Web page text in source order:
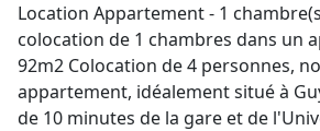
Location Appartement - 1
colocation de 1 chambres dans un
92m2 Colocation de 4 personnes,
appartement, idéalement situé à
de 10 minutes de la gare et de